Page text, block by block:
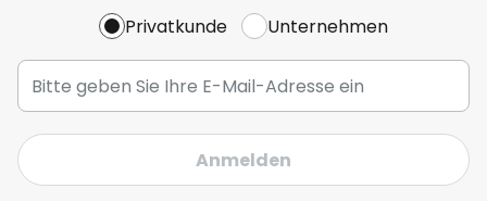
Privatkunde Unternehmen
Anmelden